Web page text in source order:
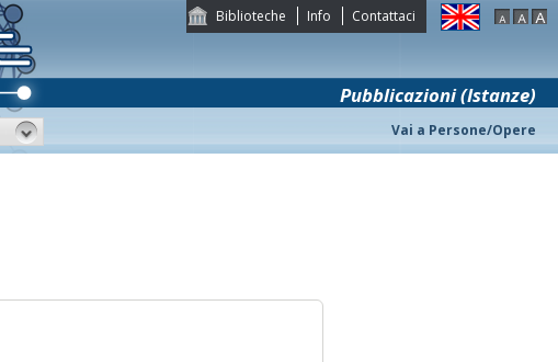
Biblioteche Info Contattaci
Pubblicazioni (Istanze)
Vai a Persone/Opere